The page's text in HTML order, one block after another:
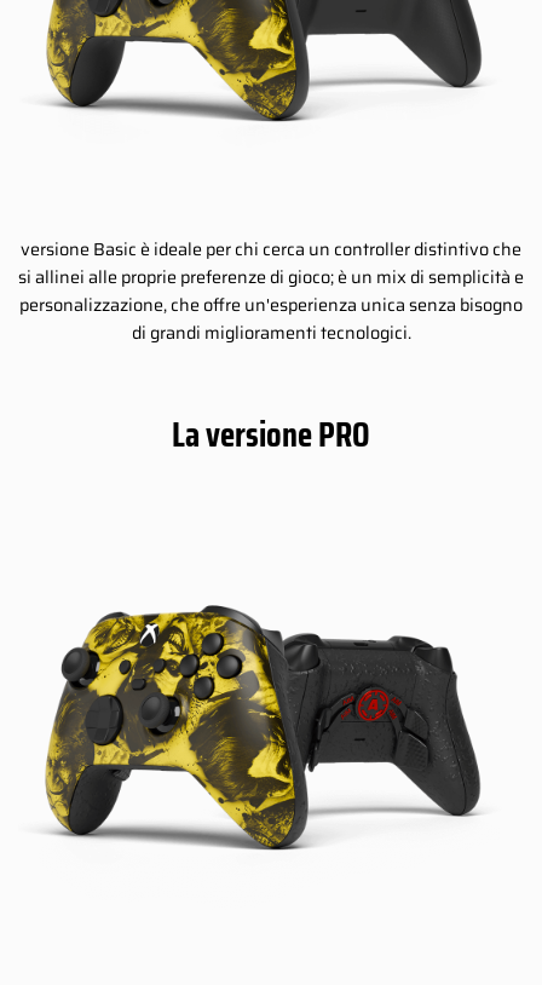
versione Basic è ideale per chi cerca un controller distintivo che
si allinei alle proprie preferenze di gioco; è un mix di semplicità e
personalizzazione, che offre un'esperienza unica senza bisogno
di grandi miglioramenti tecnologici.
La versione PRO